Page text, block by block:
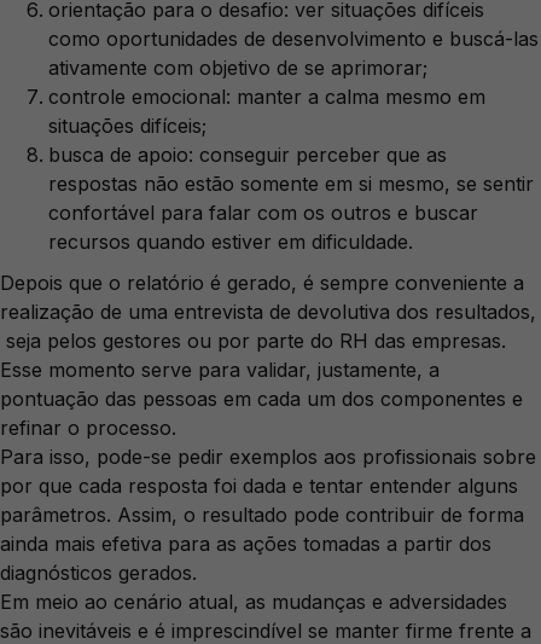
orientação para o desafio: ver situações difíceis
como oportunidades de desenvolvimento e buscá-las
ativamente com objetivo de se aprimorar;
controle emocional: manter a calma mesmo em
situações difíceis;
busca de apoio: conseguir perceber que as
respostas não estão somente em si mesmo, se sentir
confortável para falar com os outros e buscar
recursos quando estiver em dificuldade.
Depois que o relatório é gerado, é sempre conveniente a
realização de uma entrevista de devolutiva dos resultados,
seja pelos gestores ou por parte do RH das empresas.
Esse momento serve para validar, justamente, a
pontuação das pessoas em cada um dos componentes e
refinar o processo.
Para isso, pode-se pedir exemplos aos profissionais sobre
por que cada resposta foi dada e tentar entender alguns
parâmetros. Assim, o resultado pode contribuir de forma
ainda mais efetiva para as ações tomadas a partir dos
diagnósticos gerados.
Em meio ao cenário atual, as mudanças e adversidades
são inevitáveis e é imprescindível se manter firme frente a